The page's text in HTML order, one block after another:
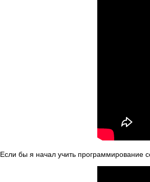
Если бы я начал учить программирование